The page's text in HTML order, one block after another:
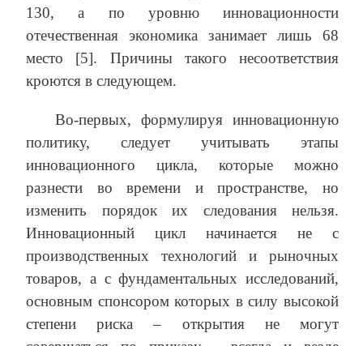
130, а по уровню инновационности
отечественная экономика занимает лишь 68
место [5]. Причины такого несоответствия
кроются в следующем.
Во-первых, формулируя инновационную
политику, следует учитывать этапы
инновационного цикла, которые можно
разнести во времени и пространстве, но
изменить порядок их следования нельзя.
Инновационный цикл начинается не с
производственных технологий и рыночных
товаров, а с фундаментальных исследований,
основным спонсором которых в силу высокой
степени риска – открытия не могут